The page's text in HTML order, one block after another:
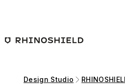
Design Studio